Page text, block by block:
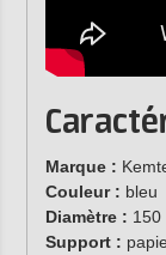
Marque :
Couleur : bleu
Diamètre : 150
Support :